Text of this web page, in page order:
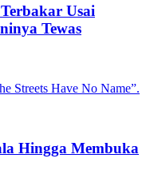
Usai
Tewas
Hingga Membuka